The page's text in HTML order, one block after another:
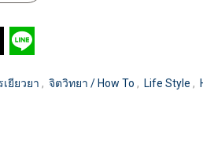
เยียวยา , จิตวิทยา / How To , Life Style ,